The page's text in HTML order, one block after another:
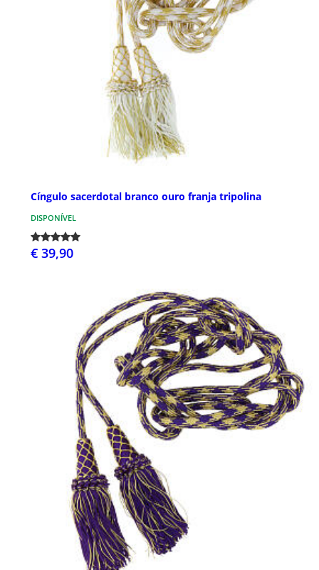
Cíngulo sacerdotal branco ouro franja tripolina
DISPONÍVEL
€ 39,90